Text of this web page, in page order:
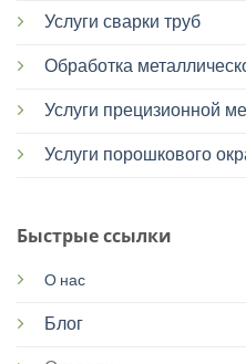
Услуги сварки труб
Обработка
Услуги прецизионной
Услуги порошкового
Быстрые ссылки
О нас
Блог